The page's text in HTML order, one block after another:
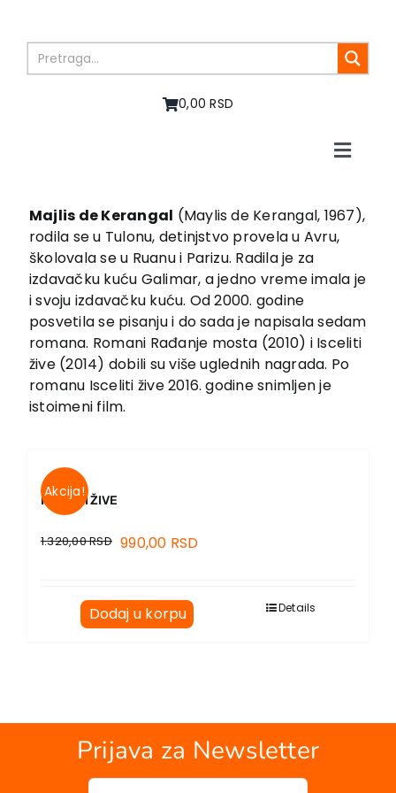
content
0,00 RSD
Toggle
O nama
Knjige
U pripremi
Akcija
Autori
Vesti
EU PROJEKTI
Kontakt
Majlis de Kerangal (Maylis de Kerangal, 1967),
rodila se u Tulonu, detinjstvo provela u Avru,
školovala se u Ruanu i Parizu. Radila je za
izdavačku kuću Galimar, a jedno vreme imala je
i svoju izdavačku kuću. Od 2000. godine
posvetila se pisanju i do sada je napisala sedam
romana. Romani Rađanje mosta (2010) i Isceliti
žive (2014) dobili su više uglednih nagrada. Po
romanu Isceliti žive 2016. godine snimljen je
istoimeni film.
Akcija!
ISCELITI ŽIVE
1.320,00RSD 990,00 RSD
Dodaj u korpu Details
Prijava za Newsletter